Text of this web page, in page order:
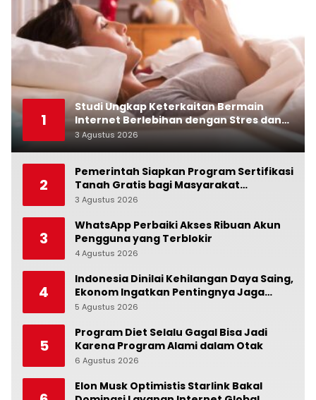
1
Studi Ungkap Keterkaitan Bermain
Internet Berlebihan dengan Stres dan
Suasana Hati
3 Agustus 2026
2
Pemerintah Siapkan Program Sertifikasi
Tanah Gratis bagi Masyarakat
Berpenghasilan Rendah
3 Agustus 2026
3
WhatsApp Perbaiki Akses Ribuan Akun
Pengguna yang Terblokir
4 Agustus 2026
4
Indonesia Dinilai Kehilangan Daya Saing,
Ekonom Ingatkan Pentingnya Jaga
Independensi Bank Indonesia
5 Agustus 2026
5
Program Diet Selalu Gagal Bisa Jadi
Karena Program Alami dalam Otak
6 Agustus 2026
Elon Musk Optimistis Starlink Bakal